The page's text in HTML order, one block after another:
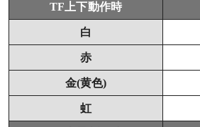
TF上下動作時
白
赤
金(黄色)
虹